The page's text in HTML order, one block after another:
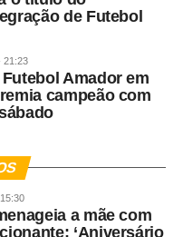
de Futebol
21:23
Amador em
campeão com
a mãe com
‘Aniversário